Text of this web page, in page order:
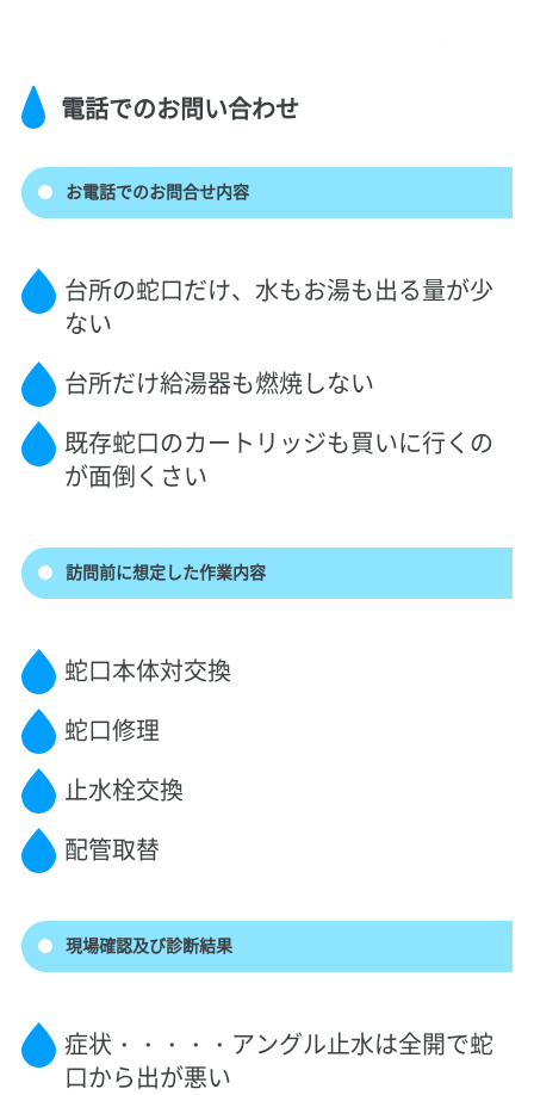
電話でのお問い合わせ
お電話でのお問合せ内容
台所の蛇口だけ、水もお湯も出る量が少
ない
台所だけ給湯器も燃焼しない
既存蛇口のカートリッジも買いに行くの
が面倒くさい
訪問前に想定した作業内容
蛇口本体対交換
蛇口修理
止水栓交換
配管取替
現場確認及び診断結果
症状・・・・・アングル止水は全開で蛇
口から出が悪い